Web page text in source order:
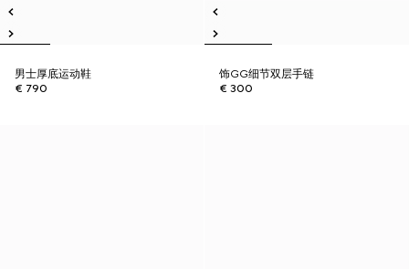
男士厚底运动鞋
€ 790
饰GG细节双层手链
€ 300